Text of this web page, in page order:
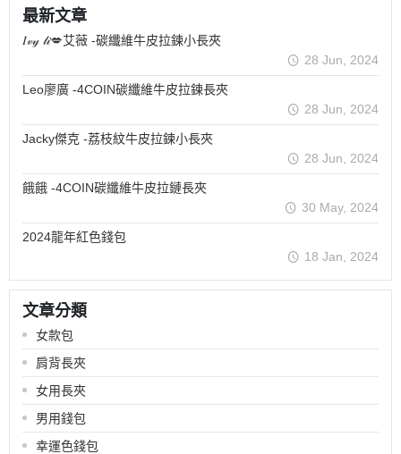
最新文章
𝐼𝓋𝓎 𝓁𝒾💋艾薇 -碳纖維牛皮拉鍊小長夾
28 Jun, 2024
Leo廖廣 -4COIN碳纖維牛皮拉鍊長夾
28 Jun, 2024
Jacky傑克 -荔枝紋牛皮拉鍊小長夾
28 Jun, 2024
餓餓 -4COIN碳纖維牛皮拉鏈長夾
30 May, 2024
2024龍年紅色錢包
18 Jan, 2024
文章分類
女款包
肩背長夾
女用長夾
男用錢包
幸運色錢包